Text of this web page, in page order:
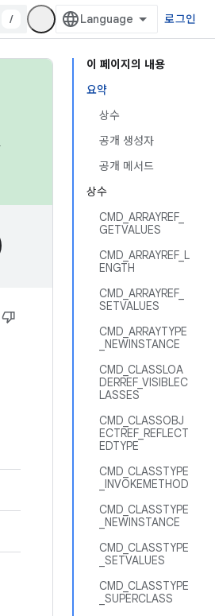
/ 로그인
이 페이지의 내용
요약
상수
공개 생성자
공개 메서드
상수
CMD_ARRAYREF_
GETVALUES
CMD_ARRAYREF_L
ENGTH
CMD_ARRAYREF_
SETVALUES
CMD_ARRAYTYPE
_NEWINSTANCE
CMD_CLASSLOA
DERREF_VISIBLEC
LASSES
CMD_CLASSOBJ
ECTREF_REFLECT
EDTYPE
CMD_CLASSTYPE
_INVOKEMETHOD
CMD_CLASSTYPE
_NEWINSTANCE
CMD_CLASSTYPE
_SETVALUES
CMD_CLASSTYPE
_SUPERCLASS